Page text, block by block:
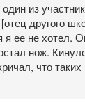
из
другого
ее не хотел.
нож.
что таких